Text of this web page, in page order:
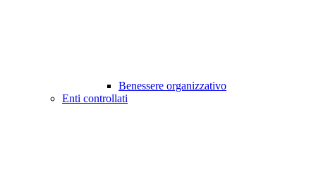
Benessere organizzativo
Enti controllati